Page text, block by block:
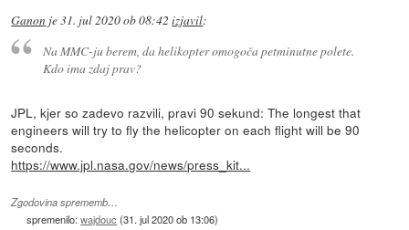
Ganon je31. jul 2020 ob 08:42 izjavil:
Na MMC-ju berem, da helikopter omogoča petminutne polete.
Kdo ima zdaj prav?
JPL, kjer so zadevo razvili, pravi 90 sekund: The longest that
engineers will try to fly the helicopter on each flight will be 90
seconds.
https://www.jpl.nasa.gov/news/press_kit...
Zgodovina sprememb…
spremenilo:wajdouc (31. jul 2020 ob 13:06)